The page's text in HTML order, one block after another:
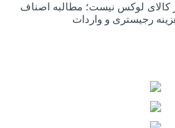
کالای لوکس نیست؛ مطالبه اصناف
رجیستری و واردات